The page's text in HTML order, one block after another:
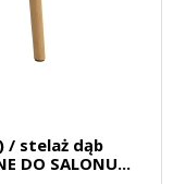
/ stelaż dąb
DO SALONU...